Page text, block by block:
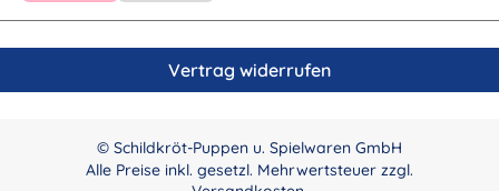
Vertrag widerrufen
© Schildkröt-Puppen u. Spielwaren GmbH
Alle Preise inkl. gesetzl. Mehrwertsteuer zzgl.